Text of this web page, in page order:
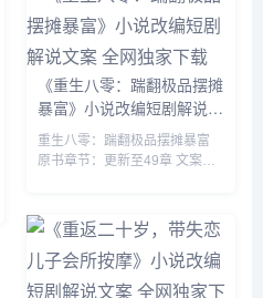
《重生八零：踹翻极品摆摊
暴富》小说改编短剧解说文
案 全网独家下载
重生八零：踹翻极品摆摊暴富
原书章节：更新至49章 文案